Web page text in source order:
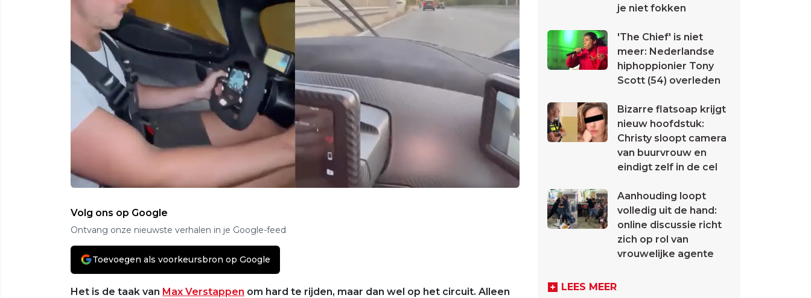
Volg ons op Google
Ontvang onze nieuwste verhalen in je Google-feed
Toevoegen als voorkeursbron op Google
Het is de taak van Max Verstappen om hard te rijden, maar dan wel op het circuit. Alleen
je niet fokken
'The Chief' is niet
meer: Nederlandse
hiphoppionier Tony
Scott (54) overleden
Bizarre flatsoap krijgt
nieuw hoofdstuk:
Christy sloopt camera
van buurvrouw en
eindigt zelf in de cel
Aanhouding loopt
volledig uit de hand:
online discussie richt
zich op rol van
vrouwelijke agente
LEES MEER